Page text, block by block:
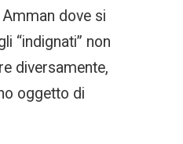
dove si
“indignati” non
diversamente,
oggetto di